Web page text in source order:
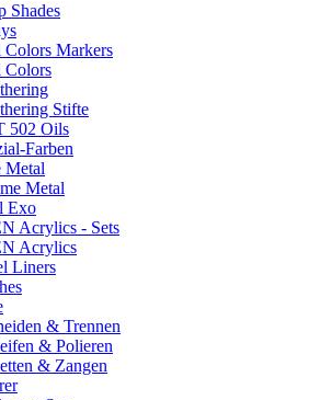
Shades
Colors Markers
Colors
Stifte
502 Oils
Farben
Metal
Metal
Exo
Acrylics - Sets
Acrylics
Liners
& Trennen
& Polieren
& Zangen